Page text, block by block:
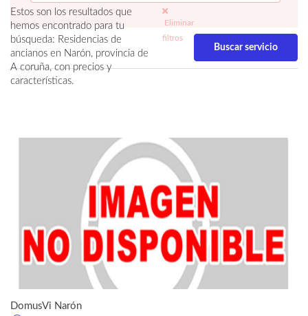
Estos son los resultados que
hemos encontrado para tu
búsqueda: Residencias de
ancianos en Narón, provincia de
A coruña, con precios y
características.
Eliminar
filtros
DomusVi Narón